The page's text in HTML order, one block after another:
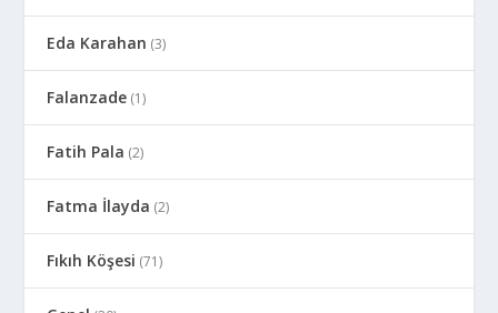
Eda Karahan (3)
Falanzade (1)
Fatih Pala (2)
Fatma İlayda (2)
Fıkıh Köşesi (71)